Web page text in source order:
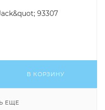
93307
В КОРЗИНУ
ЕЩЕ